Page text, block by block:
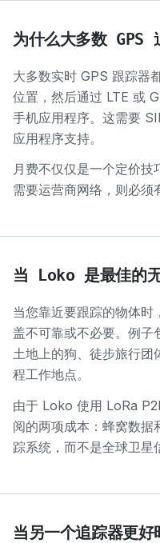
为什么大多数 GPS
大多数实时 GPS 跟踪器
位置，然后通过 LTE 或
手机应用程序。这需要
应用程序支持。
月费不仅仅是一个定价
需要运营商网络，则必须
当 Loko 是最佳的
当您靠近要跟踪的物体
盖不可靠或不必要。例子
土地上的狗、徒步旅行团
程工作地点。
由于 Loko 使用 LoRa
阅的两项成本：蜂窝数据
踪系统，而不是全球卫星
当另一个追踪器更好